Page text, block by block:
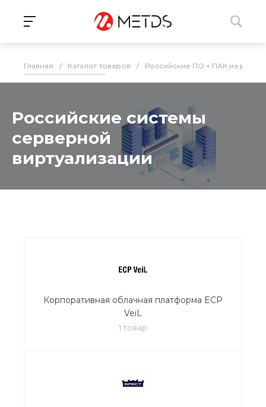
Главная / Каталог товаров / Российские ПО + ПАК из
Российские системы
серверной
виртуализации
Корпоративная облачная платформа ECP
VeiL
1 товар